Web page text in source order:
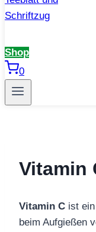
Shop
0
Vitamin
Vitamin C ist
beim Aufgießen